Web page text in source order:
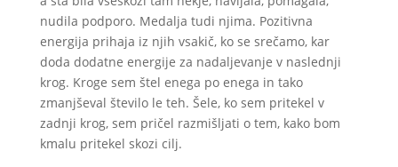
nudila podporo. Medalja tudi njima. Pozitivna
energija prihaja iz njih vsakič, ko se srečamo, kar
doda dodatne energije za nadaljevanje v naslednji
krog. Kroge sem štel enega po enega in tako
zmanjševal število le teh. Šele, ko sem pritekel v
zadnji krog, sem pričel razmišljati o tem, kako bom
kmalu pritekel skozi cilj.